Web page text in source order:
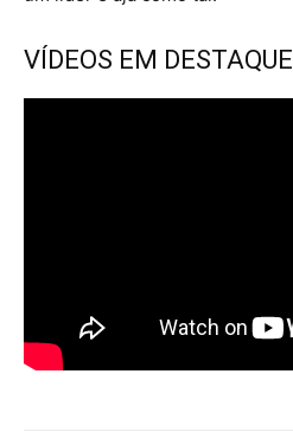
VÍDEOS EM DESTAQUE